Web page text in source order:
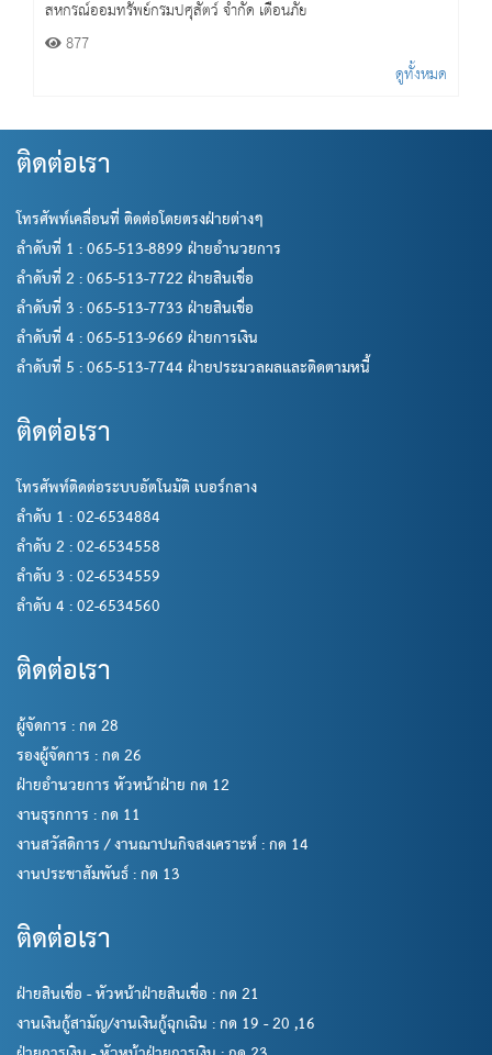
สหกรณ์ออมทรัพย์กรมปศุสัตว์ จำกัด เตือนภัย
877
ดูทั้งหมด
ติดต่อเรา
โทรศัพท์เคลื่อนที่ ติดต่อโดยตรงฝ่ายต่างๆ
ลำดับที่ 1 : 065-513-8899 ฝ่ายอำนวยการ
ลำดับที่ 2 : 065-513-7722 ฝ่ายสินเชื่อ
ลำดับที่ 3 : 065-513-7733 ฝ่ายสินเชื่อ
ลำดับที่ 4 : 065-513-9669 ฝ่ายการเงิน
ลำดับที่ 5 : 065-513-7744 ฝ่ายประมวลผลและติดตามหนี้
ติดต่อเรา
โทรศัพท์ติดต่อระบบอัตโนมัติ เบอร์กลาง
ลำดับ 1 : 02-6534884
ลำดับ 2 : 02-6534558
ลำดับ 3 : 02-6534559
ลำดับ 4 : 02-6534560
ติดต่อเรา
ผู้จัดการ : กด 28
รองผู้จัดการ : กด 26
ฝ่ายอำนวยการ หัวหน้าฝ่าย กด 12
งานธุรกการ : กด 11
งานสวัสดิการ / งานฌาปนกิจสงเคราะห์ : กด 14
งานประชาสัมพันธ์ : กด 13
ติดต่อเรา
ฝ่ายสินเชื่อ - หัวหน้าฝ่ายสินเชื่อ : กด 21
งานเงินกู้สามัญ/งานเงินกู้ฉุกเฉิน : กด 19 - 20 ,16